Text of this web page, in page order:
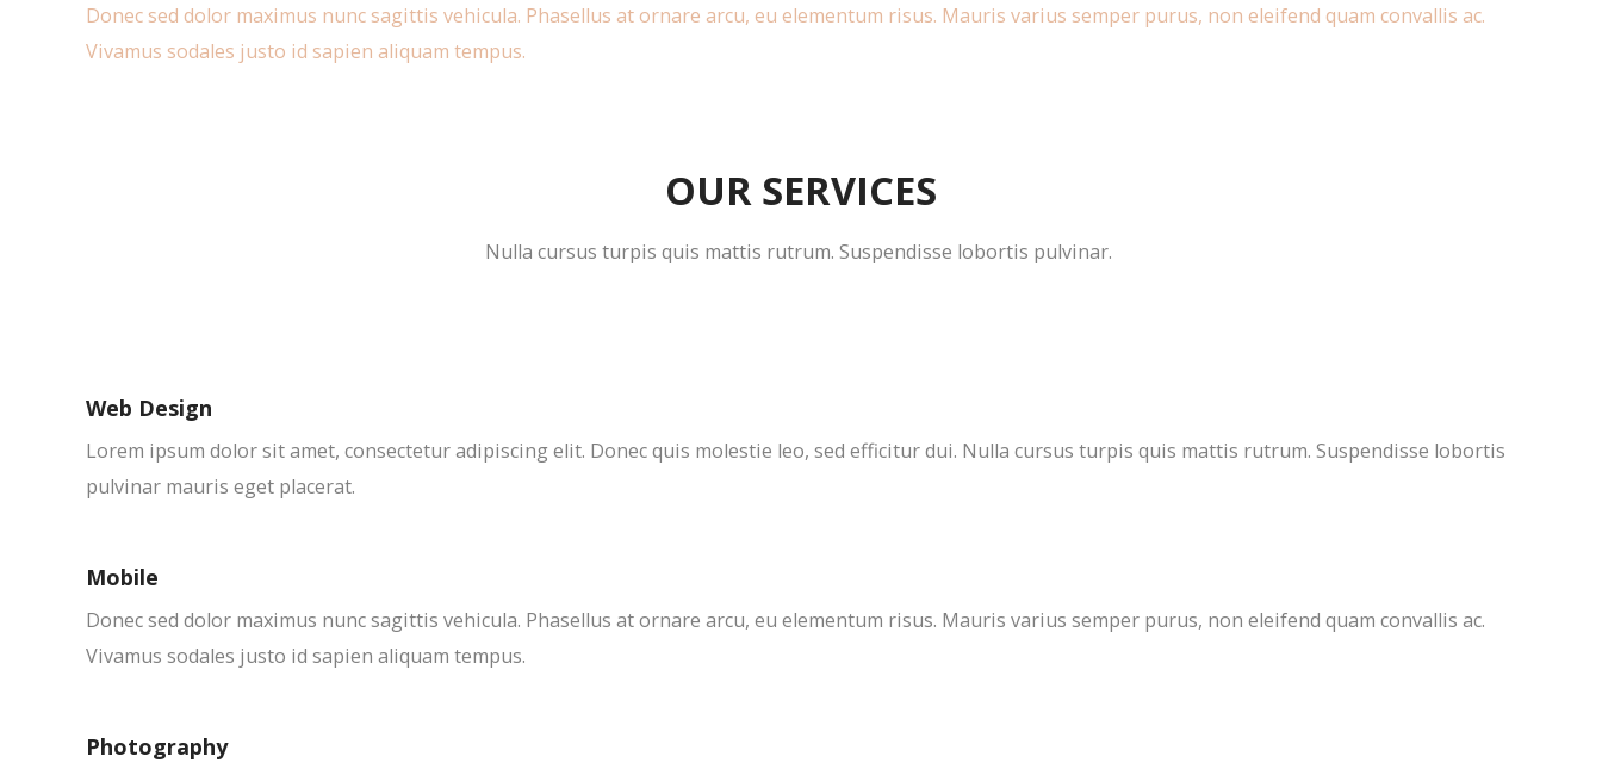
Donec sed dolor maximus nunc sagittis vehicula. Phasellus at ornare arcu, eu elementum risus. Mauris varius semper purus, non eleifend quam convallis ac.
Vivamus sodales justo id sapien aliquam tempus.
OUR SERVICES
Nulla cursus turpis quis mattis rutrum. Suspendisse lobortis pulvinar.
Web Design
Lorem ipsum dolor sit amet, consectetur adipiscing elit. Donec quis molestie leo, sed efficitur dui. Nulla cursus turpis quis mattis rutrum. Suspendisse lobortis
pulvinar mauris eget placerat.
Mobile
Donec sed dolor maximus nunc sagittis vehicula. Phasellus at ornare arcu, eu elementum risus. Mauris varius semper purus, non eleifend quam convallis ac.
Vivamus sodales justo id sapien aliquam tempus.
Photography